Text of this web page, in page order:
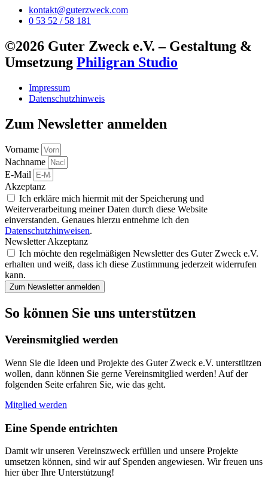
kontakt@guterzweck.com
0 53 52 / 58 181
©2026 Guter Zweck e.V. – Gestaltung &
Umsetzung Philigran Studio
Impressum
Datenschutzhinweis
Zum Newsletter anmelden
Vorname
Nachname
E-Mail
Akzeptanz
Ich erkläre mich hiermit mit der Speicherung und
Weiterverarbeitung meiner Daten durch diese Website
einverstanden. Genaues hierzu entnehme ich den
Datenschutzhinweisen.
Newsletter Akzeptanz
Ich möchte den regelmäßigen Newsletter des Guter Zweck e.V.
erhalten und weiß, dass ich diese Zustimmung jederzeit widerrufen
kann.
Zum Newsletter anmelden
So können Sie uns unterstützen
Vereinsmitglied werden
Wenn Sie die Ideen und Projekte des Guter Zweck e.V. unterstützen
wollen, dann können Sie gerne Vereinsmitglied werden! Auf der
folgenden Seite erfahren Sie, wie das geht.
Mitglied werden
Eine Spende entrichten
Damit wir unseren Vereinszweck erfüllen und unsere Projekte
umsetzen können, sind wir auf Spenden angewiesen. Wir freuen uns
hier über Ihre Unterstützung!